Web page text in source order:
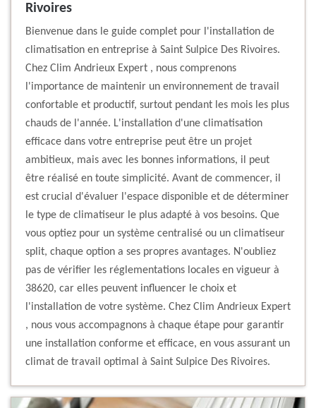
Rivoires
Bienvenue dans le guide complet pour l'installation de
climatisation en entreprise à Saint Sulpice Des Rivoires.
Chez Clim Andrieux Expert , nous comprenons
l'importance de maintenir un environnement de travail
confortable et productif, surtout pendant les mois les plus
chauds de l'année. L'installation d'une climatisation
efficace dans votre entreprise peut être un projet
ambitieux, mais avec les bonnes informations, il peut
être réalisé en toute simplicité. Avant de commencer, il
est crucial d'évaluer l'espace disponible et de déterminer
le type de climatiseur le plus adapté à vos besoins. Que
vous optiez pour un système centralisé ou un climatiseur
split, chaque option a ses propres avantages. N'oubliez
pas de vérifier les réglementations locales en vigueur à
38620, car elles peuvent influencer le choix et
l'installation de votre système. Chez Clim Andrieux Expert
, nous vous accompagnons à chaque étape pour garantir
une installation conforme et efficace, en vous assurant un
climat de travail optimal à Saint Sulpice Des Rivoires.